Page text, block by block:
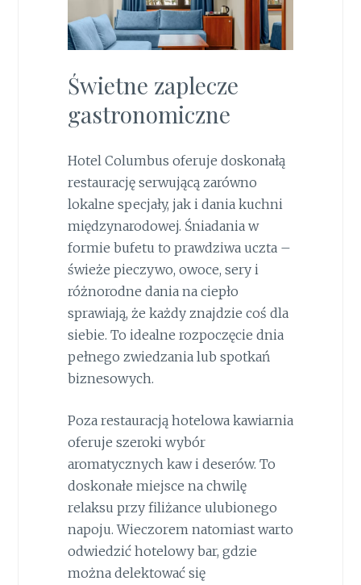
Świetne zaplecze
gastronomiczne
Hotel Columbus oferuje doskonałą
restaurację serwującą zarówno
lokalne specjały, jak i dania kuchni
międzynarodowej. Śniadania w
formie bufetu to prawdziwa uczta –
świeże pieczywo, owoce, sery i
różnorodne dania na ciepło
sprawiają, że każdy znajdzie coś dla
siebie. To idealne rozpoczęcie dnia
pełnego zwiedzania lub spotkań
biznesowych.
Poza restauracją hotelowa kawiarnia
oferuje szeroki wybór
aromatycznych kaw i deserów. To
doskonałe miejsce na chwilę
relaksu przy filiżance ulubionego
napoju. Wieczorem natomiast warto
odwiedzić hotelowy bar, gdzie
można delektować się